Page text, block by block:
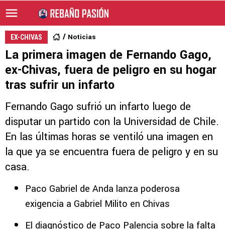
EX-CHIVAS Noticias
La primera imagen de Fernando Gago,
ex-Chivas, fuera de peligro en su hogar
tras sufrir un infarto
Fernando Gago sufrió un infarto luego de
disputar un partido con la Universidad de Chile.
En las últimas horas se ventiló una imagen en
la que ya se encuentra fuera de peligro y en su
casa.
Paco Gabriel de Anda lanza poderosa
exigencia a Gabriel Milito en Chivas
El diagnóstico de Paco Palencia sobre la falta